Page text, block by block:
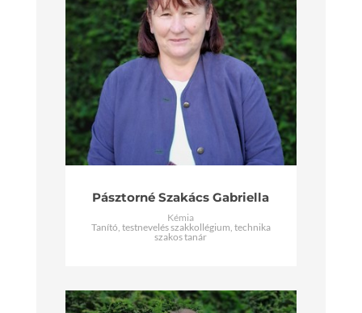
Pásztorné Szakács Gabriella
Kémia
Tanító, testnevelés szakkollégium, technika
szakos tanár